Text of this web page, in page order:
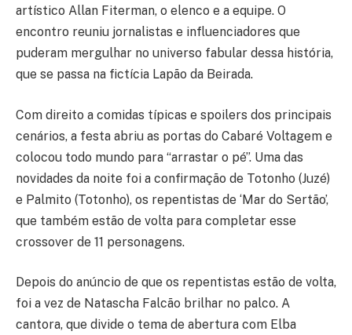
artístico Allan Fiterman, o elenco e a equipe. O
encontro reuniu jornalistas e influenciadores que
puderam mergulhar no universo fabular dessa história,
que se passa na fictícia Lapão da Beirada.
Com direito a comidas típicas e spoilers dos principais
cenários, a festa abriu as portas do Cabaré Voltagem e
colocou todo mundo para “arrastar o pé”. Uma das
novidades da noite foi a confirmação de Totonho (Juzé)
e Palmito (Totonho), os repentistas de ‘Mar do Sertão’,
que também estão de volta para completar esse
crossover de 11 personagens.
Depois do anúncio de que os repentistas estão de volta,
foi a vez de Natascha Falcão brilhar no palco. A
cantora, que divide o tema de abertura com Elba